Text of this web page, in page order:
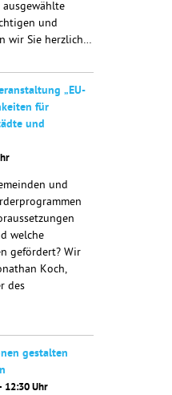
und
wir Sie herzlich…
„EU-
für
und
und
welche
gefördert? Wir
Koch,
des
gestalten
12:30 Uhr